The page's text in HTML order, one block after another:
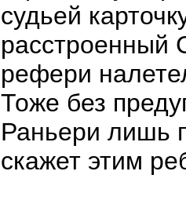
судьей
расстроенный
рефери
Тоже без
Раньери лишь
скажет этим